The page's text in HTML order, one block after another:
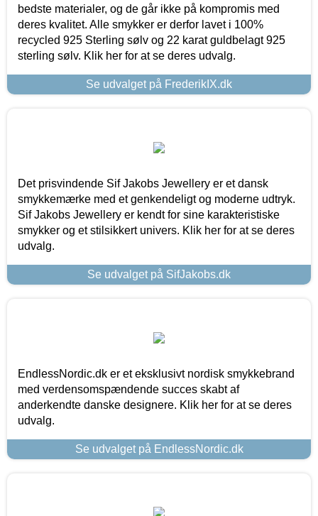
bedste materialer, og de går ikke på kompromis med
deres kvalitet. Alle smykker er derfor lavet i 100%
recycled 925 Sterling sølv og 22 karat guldbelagt 925
sterling sølv. Klik her for at se deres udvalg.
Se udvalget på FrederikIX.dk
Det prisvindende Sif Jakobs Jewellery er et dansk
smykkemærke med et genkendeligt og moderne udtryk.
Sif Jakobs Jewellery er kendt for sine karakteristiske
smykker og et stilsikkert univers. Klik her for at se deres
udvalg.
Se udvalget på SifJakobs.dk
EndlessNordic.dk er et eksklusivt nordisk smykkebrand
med verdensomspændende succes skabt af
anderkendte danske designere. Klik her for at se deres
udvalg.
Se udvalget på EndlessNordic.dk